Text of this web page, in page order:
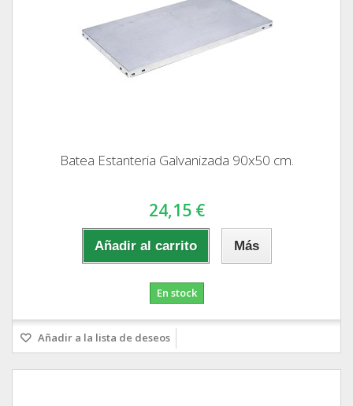
Batea Estanteria Galvanizada 90x50 cm.
24,15 €
Añadir al carrito Más
En stock
Añadir a la lista de deseos